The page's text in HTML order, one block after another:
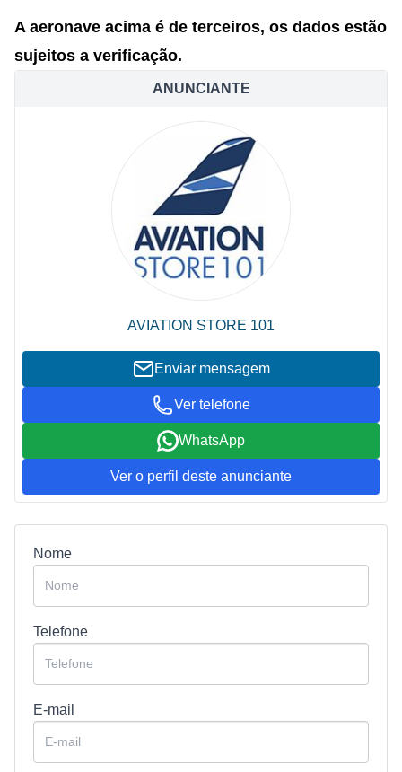
A aeronave acima é de terceiros, os dados estão
sujeitos a verificação.
ANUNCIANTE
AVIATION STORE 101
Enviar mensagem
Ver telefone
WhatsApp
Ver o perfil deste anunciante
Nome
Telefone
E-mail